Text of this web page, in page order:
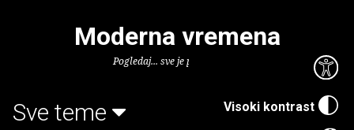
Visoki kontrast
Moderna vremena
Pogledaj... sve je puno knjiga.
Sve teme